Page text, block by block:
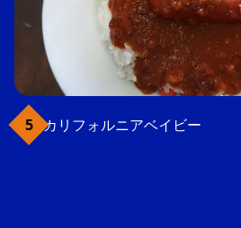
カリフォルニアベイビー